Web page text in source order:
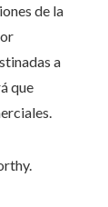
de la
a
que